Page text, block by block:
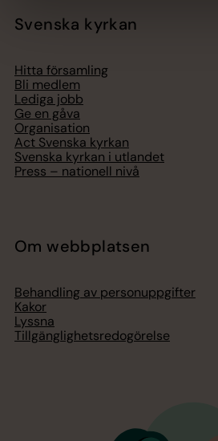
Svenska kyrkan
Hitta församling
Bli medlem
Lediga jobb
Ge en gåva
Organisation
Act Svenska kyrkan
Svenska kyrkan i utlandet
Press – nationell nivå
Om webbplatsen
Behandling av personuppgifter
Kakor
Lyssna
Tillgänglighetsredogörelse